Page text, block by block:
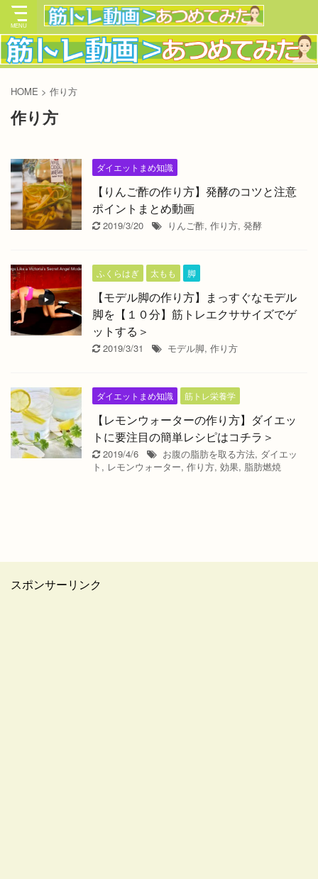
HOME > 作り方
作り方
ダイエットまめ知識
【りんご酢の作り方】発酵のコツと注意
ポイントまとめ動画
2019/3/20 りんご酢, 作り方, 発酵
ふくらはぎ 太もも 脚
【モデル脚の作り方】まっすぐなモデル
脚を【１０分】筋トレエクササイズでゲ
ットする＞
2019/3/31 モデル脚, 作り方
ダイエットまめ知識 筋トレ栄養学
【レモンウォーターの作り方】ダイエッ
トに要注目の簡単レシピはコチラ＞
2019/4/6 お腹の脂肪を取る方法, ダイエッ
ト , レモンウォーター, 作り方, 効果, 脂肪燃焼
スポンサーリンク